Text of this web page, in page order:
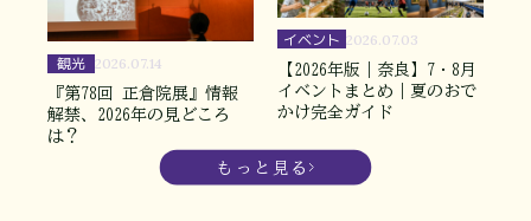
観光 2026.07.14
『第78回 正倉院展』情報
解禁、2026年の見どころ
は？
イベント 2026.07.03
【2026年版｜奈良】7・8月
イベントまとめ｜夏のおで
かけ完全ガイド
もっと見る